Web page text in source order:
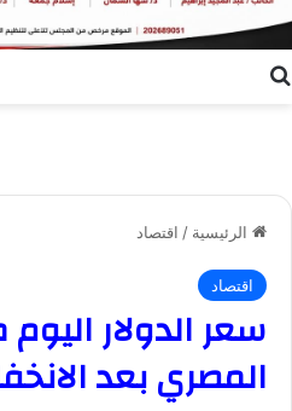
الرئيسية / اقتصاد
اقتصاد
سعر الدولار اليوم
المصري بعد